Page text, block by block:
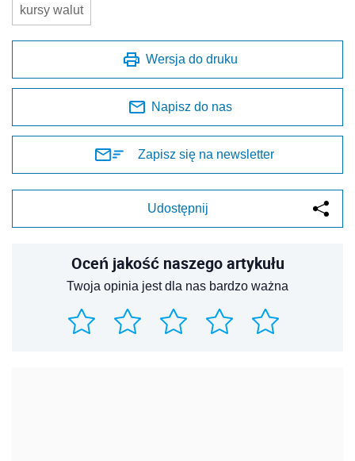
kursy walut
Wersja do druku
Napisz do nas
Zapisz się na newsletter
Udostępnij
Oceń jakość naszego artykułu
Twoja opinia jest dla nas bardzo ważna